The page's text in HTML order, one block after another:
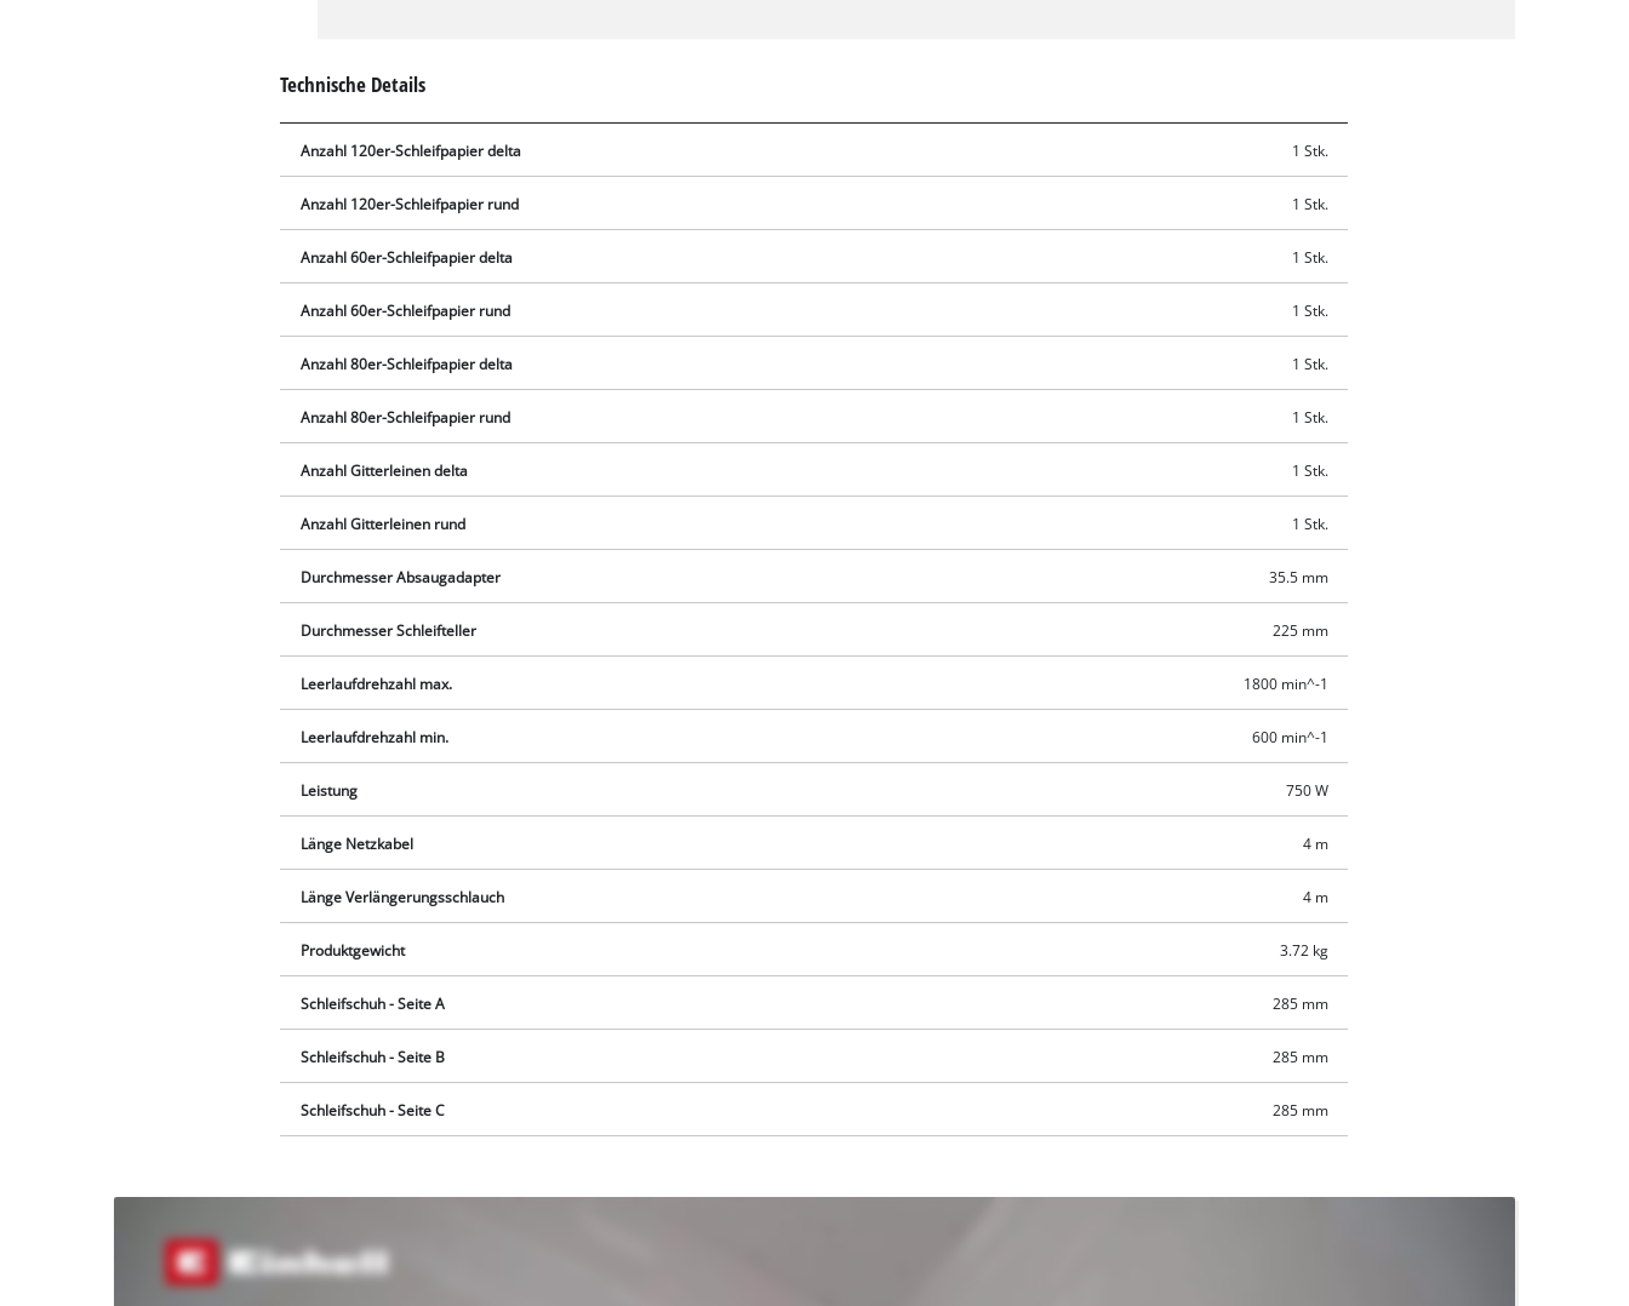
Wir benötigen deine Zustimmung, um
to the list of technologies used.
Powered byUsercentrics Consent
Technische Details
Anzahl 120er-Schleifpapier delta 1 Stk.
Anzahl 120er-Schleifpapier rund 1 Stk.
Anzahl 60er-Schleifpapier delta 1 Stk.
Anzahl 60er-Schleifpapier rund 1 Stk.
Anzahl 80er-Schleifpapier delta 1 Stk.
Anzahl 80er-Schleifpapier rund 1 Stk.
Anzahl Gitterleinen delta 1 Stk.
Anzahl Gitterleinen rund 1 Stk.
Durchmesser Absaugadapter 35.5 mm
Durchmesser Schleifteller 225 mm
Leerlaufdrehzahl max. 1800 min^-1
Leerlaufdrehzahl min. 600 min^-1
Leistung 750 W
Länge Netzkabel 4 m
Länge Verlängerungsschlauch 4 m
Produktgewicht 3.72 kg
Schleifschuh - Seite A 285 mm
Schleifschuh - Seite B 285 mm
Schleifschuh - Seite C 285 mm
Wir
benötigen